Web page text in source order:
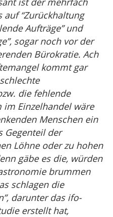
“Zurückhaltung
Aufträge” und
sogar noch vor der
Bürokratie. Ach
kommt gar
die fehlende
im Einzelhandel wäre
Menschen ein
Gegenteil der
Löhne oder zu hohen
gäbe es die, würden
brummen
schlagen die
darunter das ifo-
erstellt hat,